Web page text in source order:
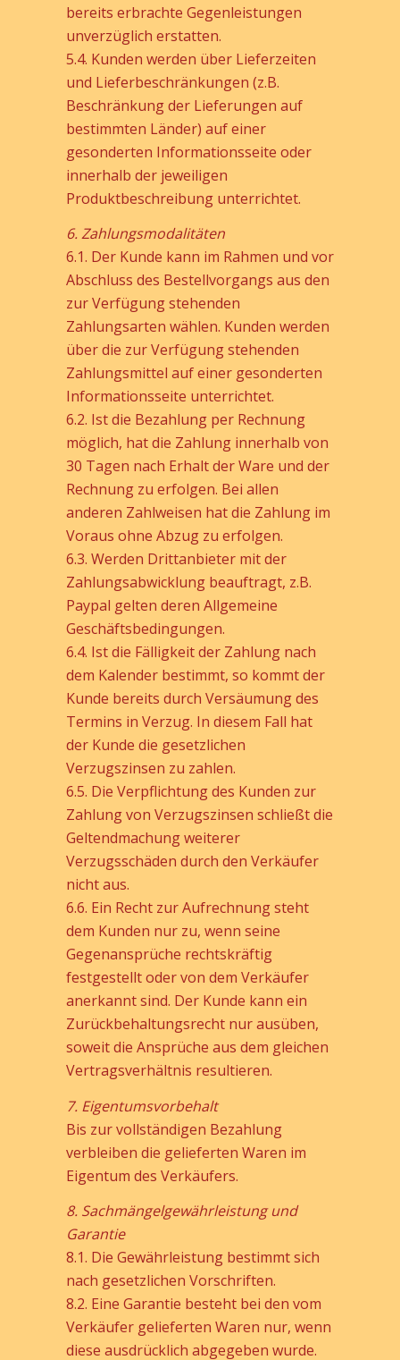
bereits erbrachte Gegenleistungen
unverzüglich erstatten.
5.4. Kunden werden über Lieferzeiten
und Lieferbeschränkungen (z.B.
Beschränkung der Lieferungen auf
bestimmten Länder) auf einer
gesonderten Informationsseite oder
innerhalb der jeweiligen
Produktbeschreibung unterrichtet.
6. Zahlungsmodalitäten
6.1. Der Kunde kann im Rahmen und vor
Abschluss des Bestellvorgangs aus den
zur Verfügung stehenden
Zahlungsarten wählen. Kunden werden
über die zur Verfügung stehenden
Zahlungsmittel auf einer gesonderten
Informationsseite unterrichtet.
6.2. Ist die Bezahlung per Rechnung
möglich, hat die Zahlung innerhalb von
30 Tagen nach Erhalt der Ware und der
Rechnung zu erfolgen. Bei allen
anderen Zahlweisen hat die Zahlung im
Voraus ohne Abzug zu erfolgen.
6.3. Werden Drittanbieter mit der
Zahlungsabwicklung beauftragt, z.B.
Paypal gelten deren Allgemeine
Geschäftsbedingungen.
6.4. Ist die Fälligkeit der Zahlung nach
dem Kalender bestimmt, so kommt der
Kunde bereits durch Versäumung des
Termins in Verzug. In diesem Fall hat
der Kunde die gesetzlichen
Verzugszinsen zu zahlen.
6.5. Die Verpflichtung des Kunden zur
Zahlung von Verzugszinsen schließt die
Geltendmachung weiterer
Verzugsschäden durch den Verkäufer
nicht aus.
6.6. Ein Recht zur Aufrechnung steht
dem Kunden nur zu, wenn seine
Gegenansprüche rechtskräftig
festgestellt oder von dem Verkäufer
anerkannt sind. Der Kunde kann ein
Zurückbehaltungsrecht nur ausüben,
soweit die Ansprüche aus dem gleichen
Vertragsverhältnis resultieren.
7. Eigentumsvorbehalt
Bis zur vollständigen Bezahlung
verbleiben die gelieferten Waren im
Eigentum des Verkäufers.
8. Sachmängelgewährleistung und
Garantie
8.1. Die Gewährleistung bestimmt sich
nach gesetzlichen Vorschriften.
8.2. Eine Garantie besteht bei den vom
Verkäufer gelieferten Waren nur, wenn
diese ausdrücklich abgegeben wurde.